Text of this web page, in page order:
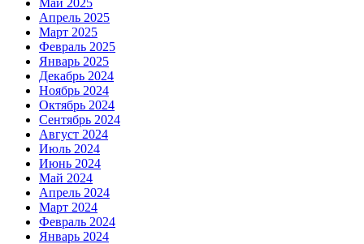
Апрель 2025
Март 2025
Февраль 2025
Январь 2025
Декабрь 2024
Ноябрь 2024
Октябрь 2024
Сентябрь 2024
Август 2024
Июль 2024
Июнь 2024
Май 2024
Апрель 2024
Март 2024
Февраль 2024
Январь 2024